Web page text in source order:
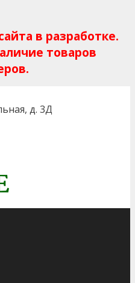
в разработке.
товаров
д. 3Д